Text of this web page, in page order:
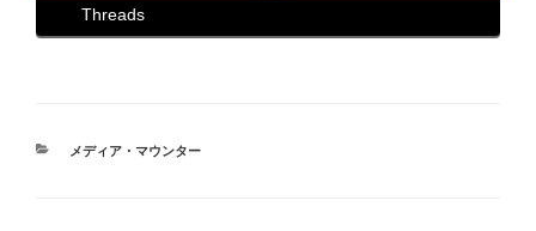
Threads
カ
メディア・マウンター